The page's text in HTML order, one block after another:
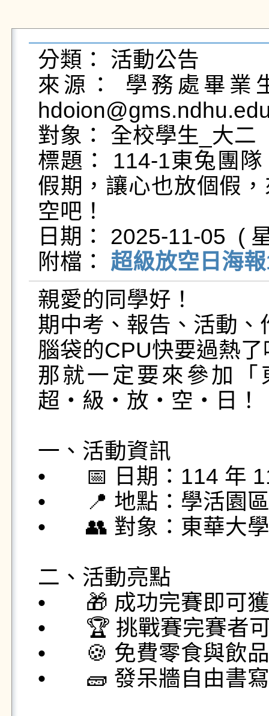
分類： 活動公告
來源： 學務處畢業
對象： 全校學生_大二
標題： 114-1東兔團
假期，讓心也放個假
空吧！
日期： 2025-11-05  (
附檔： 超級放空日海
親愛的同學好！
期中考、報告、活動、
腦袋的CPU快要過熱了
那就一定要來參加
超・級・放・空・日！
一、活動資訊
•	📅 日期：114 年 11 月 18 日（星期二）
•	📍 地點：學活園區穿堂
•	👥 對象：東華大學全校學生
二、活動亮點
•	🎁 成功完賽即可獲得放空日限定紀念品
•	🏆 挑戰賽完賽者可再獲「獨特好禮」一份
•	🍪 免費零食與飲品供應
•	🧱 發呆牆自由書寫，釋放壓力與煩惱